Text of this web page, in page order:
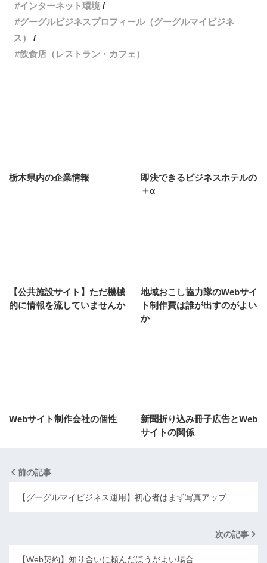
インターネット環境
グーグルビジネスプロフィール（グーグルマイビジネ
ス）
飲食店（レストラン・カフェ）
栃木県内の企業情報
即決できるビジネスホテルの
＋α
【公共施設サイト】ただ機械
的に情報を流していませんか
地域おこし協力隊のWebサイ
ト制作費は誰が出すのがよい
か
Webサイト制作会社の個性
新聞折り込み冊子広告とWeb
サイトの関係
前の記事
【グーグルマイビジネス運用】初心者はまず写真アップ
次の記事
【Web契約】知り合いに頼んだほうがよい場合